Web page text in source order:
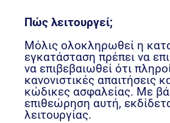
Πώς λειτουργεί;
Μόλις ολοκληρωθεί η
εγκατάσταση πρέπει να
να επιβεβαιωθεί ότι
κανονιστικές απαιτήσεις
κώδικες ασφαλείας. Με
επιθεώρηση αυτή,
λειτουργίας.